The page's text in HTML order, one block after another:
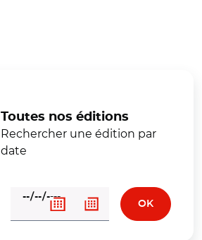
Toutes nos éditions
Rechercher une édition par
date